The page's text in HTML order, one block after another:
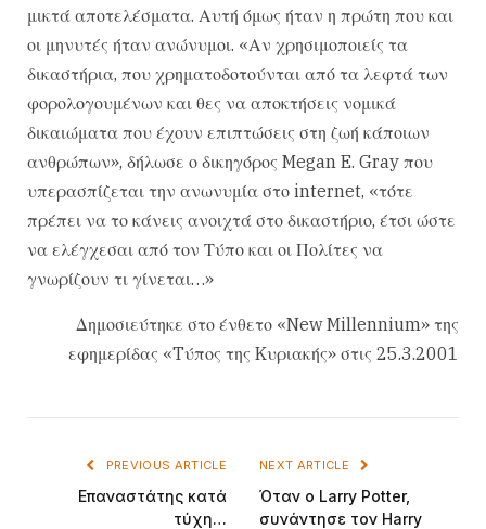
μικτά αποτελέσματα. Αυτή όμως ήταν η πρώτη που και
οι μηνυτές ήταν ανώνυμοι. «Αν χρησιμοποιείς τα
δικαστήρια, που χρηματοδοτούνται από τα λεφτά των
φορολογουμένων και θες να αποκτήσεις νομικά
δικαιώματα που έχουν επιπτώσεις στη ζωή κάποιων
ανθρώπων», δήλωσε ο δικηγόρος Megan E. Gray που
υπερασπίζεται την ανωνυμία στο internet, «τότε
πρέπει να το κάνεις ανοιχτά στο δικαστήριο, έτσι ώστε
να ελέγχεσαι από τον Τύπο και οι Πολίτες να
γνωρίζουν τι γίνεται…»
Δημοσιεύτηκε στο ένθετο «New Millennium» της
εφημερίδας «Tύπος της Kυριακής» στις 25.3.2001
PREVIOUS ARTICLE
Επαναστάτης κατά
τύχη…
NEXT ARTICLE
Όταν ο Larry Potter,
συνάντησε τον Harry